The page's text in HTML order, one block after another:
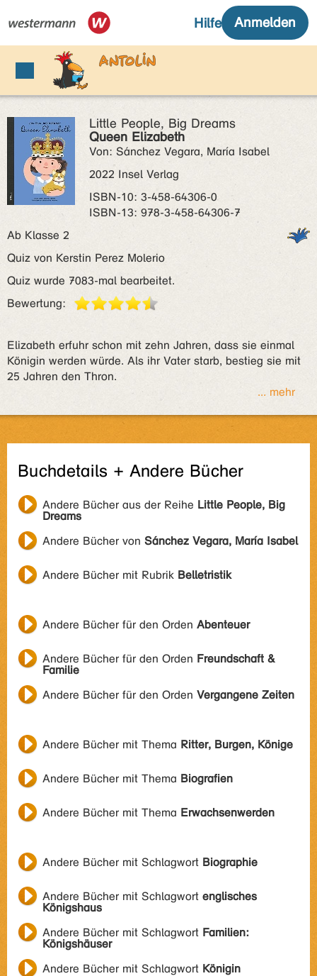
Little People, Big Dreams
Queen Elizabeth
Von: Sánchez Vegara, María Isabel
2022 Insel Verlag
ISBN‑10: 3-458-64306-0
ISBN‑13: 978-3-458-64306-7
Ab Klasse 2
Quiz von Kerstin Perez Molerio
Quiz wurde 7083-mal bearbeitet.
Bewertung:
Elizabeth erfuhr schon mit zehn Jahren, dass sie einmal
Königin werden würde. Als ihr Vater starb, bestieg sie mit
25 Jahren den Thron.
... mehr
Buchdetails + Andere Bücher
Andere Bücher aus der Reihe Little People, Big
Dreams
Andere Bücher von Sánchez Vegara, María Isabel
Andere Bücher mit Rubrik Belletristik
Andere Bücher für den Orden Abenteuer
Andere Bücher für den Orden Freundschaft &
Familie
Andere Bücher für den Orden Vergangene Zeiten
Andere Bücher mit Thema Ritter, Burgen, Könige
Andere Bücher mit Thema Biografien
Andere Bücher mit Thema Erwachsenwerden
Andere Bücher mit Schlagwort Biographie
Andere Bücher mit Schlagwort englisches
Königshaus
Andere Bücher mit Schlagwort Familien:
Königshäuser
Andere Bücher mit Schlagwort Königin